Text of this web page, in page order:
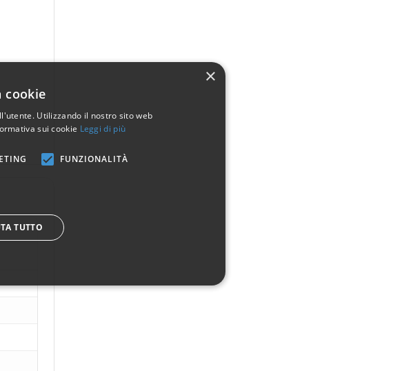
×
cookie
Utilizzando il nostro sito web
sui cookie Leggi di più
FUNZIONALITÀ
TUTTO